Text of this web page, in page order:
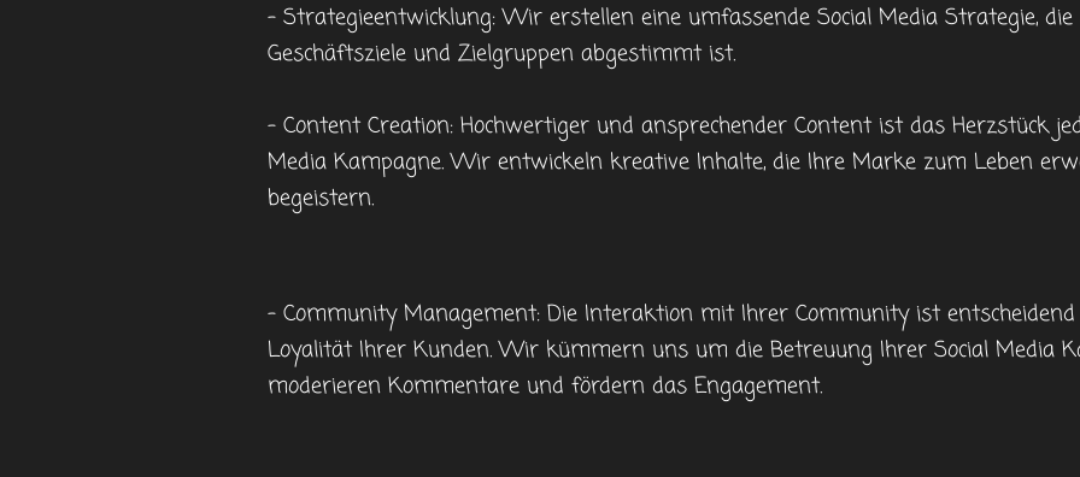
- Strategieentwicklung: Wir erstellen eine umfassende Social Media Strategie,
Geschäftsziele und Zielgruppen abgestimmt ist.
- Content Creation: Hochwertiger und ansprechender Content ist das Herzstück
Media Kampagne. Wir entwickeln kreative Inhalte, die Ihre Marke zum Leben
begeistern.
- Community Management: Die Interaktion mit Ihrer Community ist
Loyalität Ihrer Kunden. Wir kümmern uns um die Betreuung Ihrer Social Media
moderieren Kommentare und fördern das Engagement.